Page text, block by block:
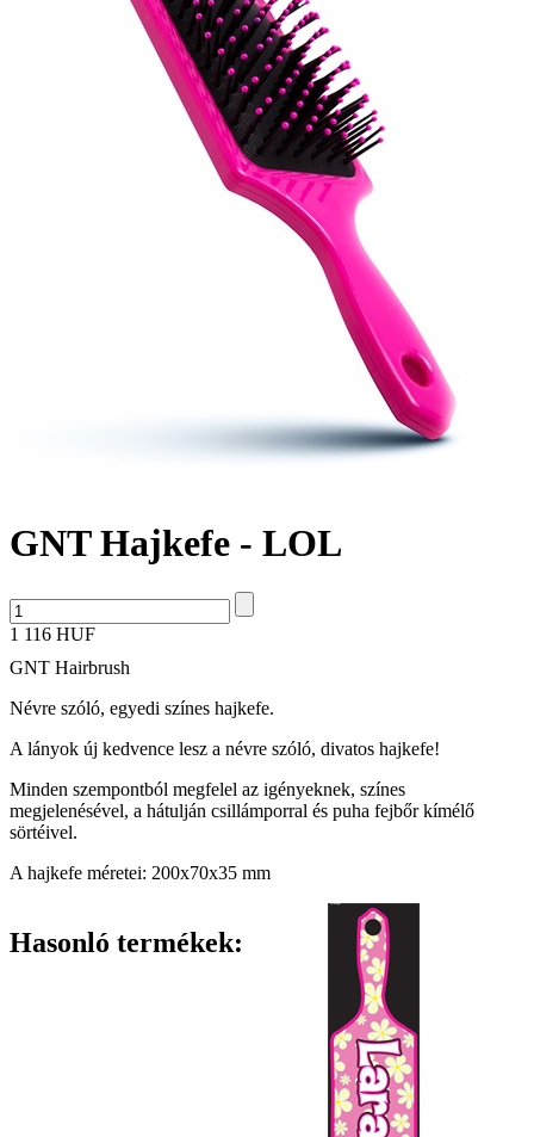
GNT Hajkefe - LOL
1 116 HUF
GNT Hairbrush
Névre szóló, egyedi színes hajkefe.
A lányok új kedvence lesz a névre szóló, divatos hajkefe!
Minden szempontból megfelel az igényeknek, színes
megjelenésével, a hátulján csillámporral és puha fejbőr kímélő
sörtéivel.
A hajkefe méretei: 200x70x35 mm
Hasonló termékek: